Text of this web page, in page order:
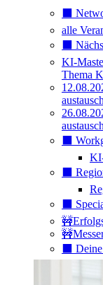
⬛️
alle
⬛️
KI-
Thema
⬛️
⬛️
⬛️
⬛️